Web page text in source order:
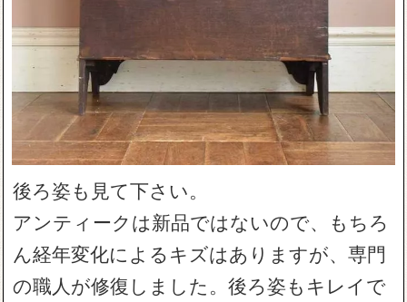
後ろ姿も見て下さい。
アンティークは新品ではないので、もちろ
ん経年変化によるキズはありますが、専門
の職人が修復しました。後ろ姿もキレイで